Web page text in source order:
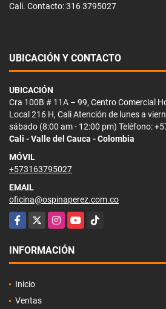
Cali. Contacto: 316 3795027
UBICACIÓN Y CONTACTO
UBICACIÓN
Cra 100B # 11A – 99, Centro Comercial
Local 216 H, Cali Atención de lunes a
sábado (8:00 am - 12:00 pm) Teléfono:
Cali - Valle del Cauca - Colombia
MÓVIL
+573163795027
EMAIL
oficina@ospinaperez.com.co
Facebook
X InstagramYouTubeTikTok
INFORMACIÓN
Inicio
Ventas